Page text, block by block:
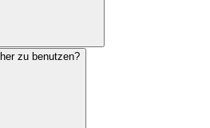
zu benutzen?